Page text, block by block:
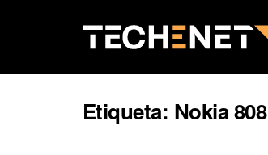
Etiqueta: Nokia 808